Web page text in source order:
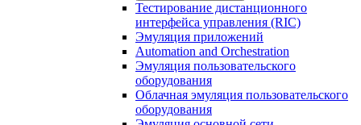
Тестирование дистанционного
интерфейса управления (RIC)
Эмуляция приложений
Automation and Orchestration
Эмуляция пользовательского
оборудования
Облачная эмуляция пользовательского
оборудования